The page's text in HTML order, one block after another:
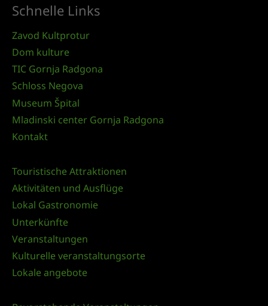
Schnelle Links
Zavod Kultprotur
Dom kulture
TIC Gornja Radgona
Schloss Negova
Museum Špital
Mladinski center Gornja Radgona
Kontakt
Touristische Attraktionen
Aktivitäten und Ausflüge
Lokal Gastronomie
Unterkünfte
Veranstaltungen
Kulturelle veranstaltungsorte
Lokale angebote